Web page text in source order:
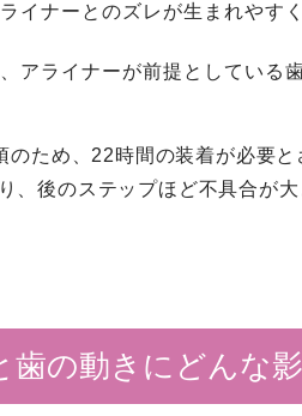
イナーとのズレが生まれやすく
アライナーが前提としている
のため、22時間の装着が必要
、後のステップほど不具合が
の動きにどんな